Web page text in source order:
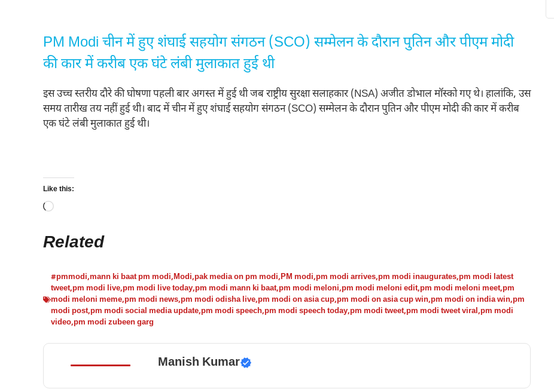
PM Modi चीन में हुए शंघाई सहयोग संगठन (SCO) सम्मेलन के दौरान पुतिन और पीएम मोदी
की कार में करीब एक घंटे लंबी मुलाकात हुई थी
इस उच्च स्तरीय दौरे की घोषणा पहली बार अगस्त में हुई थी जब राष्ट्रीय सुरक्षा सलाहकार (NSA) अजीत डोभाल मॉस्को गए थे। हालांकि, उस
समय तारीख तय नहीं हुई थी। बाद में चीन में हुए शंघाई सहयोग संगठन (SCO) सम्मेलन के दौरान पुतिन और पीएम मोदी की कार में करीब
एक घंटे लंबी मुलाकात हुई थी।
Like this:
Loading…
Related
#pmmodi,mann ki baat pm modi,Modi,pak media on pm modi,PM modi,pm modi arrives,pm modi inaugurates,pm modi latest
tweet,pm modi live,pm modi live today,pm modi mann ki baat,pm modi meloni,pm modi meloni edit,pm modi meloni meet,pm
modi meloni meme,pm modi news,pm modi odisha live,pm modi on asia cup,pm modi on asia cup win,pm modi on india win,pm
modi post,pm modi social media update,pm modi speech,pm modi speech today,pm modi tweet,pm modi tweet viral,pm modi
video,pm modi zubeen garg
Manish Kumar